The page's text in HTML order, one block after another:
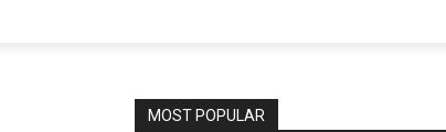
MOST POPULAR